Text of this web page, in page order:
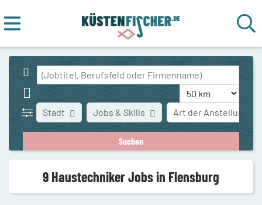
Stadt Art der Anstellung
Jobs & Skills
9 Haustechniker Jobs in Flensburg